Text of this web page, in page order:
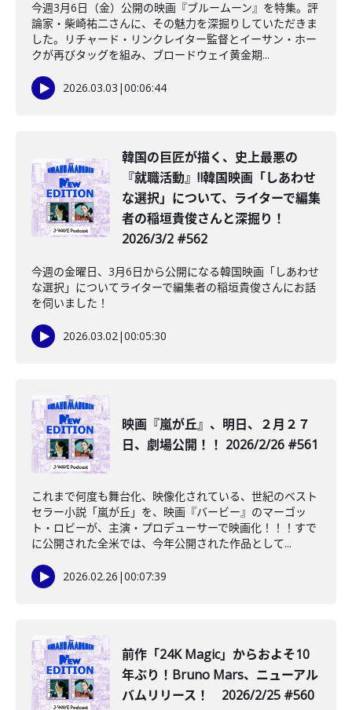
今週3月6日（金）公開の映画『ブルームーン』を特集。評
論家・柴崎祐二さんに、その魅力を深掘りしていただきま
した。リチャード・リンクレイター監督とイーサン・ホー
クが再びタッグを組み、ブロードウェイ黄金期...
2026.03.03 |00:06:44
韓国の巨匠が描く、史上最悪の
『就職活動』‼韓国映画「しあわせ
な選択」について、ライターで編集
者の稲垣貴俊さんと深掘り！
2026/3/2 #562
今週の金曜日、3月6日から公開になる韓国映画「しあわせ
な選択」についてライターで編集者の稲垣貴俊さんにお話
を伺いました！
2026.03.02|00:05:30
映画『嵐が丘』、明日、２月２７
日、劇場公開！！ 2026/2/26 #561
これまで何度も舞台化、映像化されている、世紀のベスト
セラー小説「嵐が丘」を、映画『バービー』のマーゴッ
ト・ロビーが、主演・プロデューサーで映画化！！！すで
に公開された全米では、今年公開された作品として...
2026.02.26 |00:07:39
前作「24K Magic」からおよそ10
年ぶり！Bruno Mars、ニューアル
バムリリース！ 2026/2/25 #560